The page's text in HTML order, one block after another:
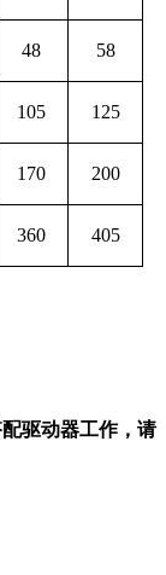
48 58
105 125
170 200
360 405
驱动器工作，请